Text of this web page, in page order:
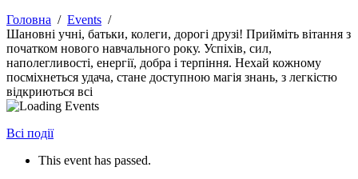
Головна
Events
Шановні учні, батьки, колеги, дорогі друзі! Прийміть вітання з
початком нового навчального року. Успіхів, сил,
наполегливості, енергії, добра і терпіння. Нехай кожному
посміхнеться удача, стане доступною магія знань, з легкістю
відкриються всі
Всі події
This event has passed.